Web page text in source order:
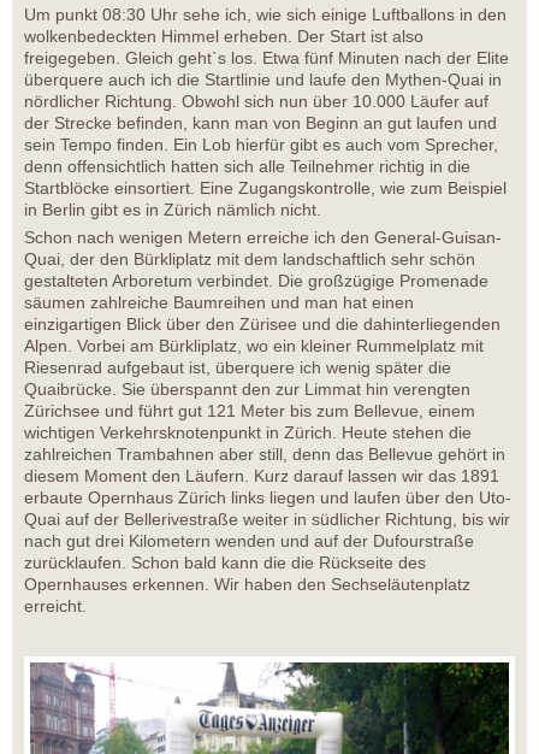
Um punkt 08:30 Uhr sehe ich, wie sich einige Luftballons in den
wolkenbedeckten Himmel erheben. Der Start ist also
freigegeben. Gleich geht`s los. Etwa fünf Minuten nach der Elite
überquere auch ich die Startlinie und laufe den Mythen-Quai in
nördlicher Richtung. Obwohl sich nun über 10.000 Läufer auf
der Strecke befinden, kann man von Beginn an gut laufen und
sein Tempo finden. Ein Lob hierfür gibt es auch vom Sprecher,
denn offensichtlich hatten sich alle Teilnehmer richtig in die
Startblöcke einsortiert. Eine Zugangskontrolle, wie zum Beispiel
in Berlin gibt es in Zürich nämlich nicht.
Schon nach wenigen Metern erreiche ich den General-Guisan-
Quai, der den Bürkliplatz mit dem landschaftlich sehr schön
gestalteten Arboretum verbindet. Die großzügige Promenade
säumen zahlreiche Baumreihen und man hat einen
einzigartigen Blick über den Zürisee und die dahinterliegenden
Alpen. Vorbei am Bürkliplatz, wo ein kleiner Rummelplatz mit
Riesenrad aufgebaut ist, überquere ich wenig später die
Quaibrücke. Sie überspannt den zur Limmat hin verengten
Zürichsee und führt gut 121 Meter bis zum Bellevue, einem
wichtigen Verkehrsknotenpunkt in Zürich. Heute stehen die
zahlreichen Trambahnen aber still, denn das Bellevue gehört in
diesem Moment den Läufern. Kurz darauf lassen wir das 1891
erbaute Opernhaus Zürich links liegen und laufen über den Uto-
Quai auf der Bellerivestraße weiter in südlicher Richtung, bis wir
nach gut drei Kilometern wenden und auf der Dufourstraße
zurücklaufen. Schon bald kann die die Rückseite des
Opernhauses erkennen. Wir haben den Sechseläutenplatz
erreicht.